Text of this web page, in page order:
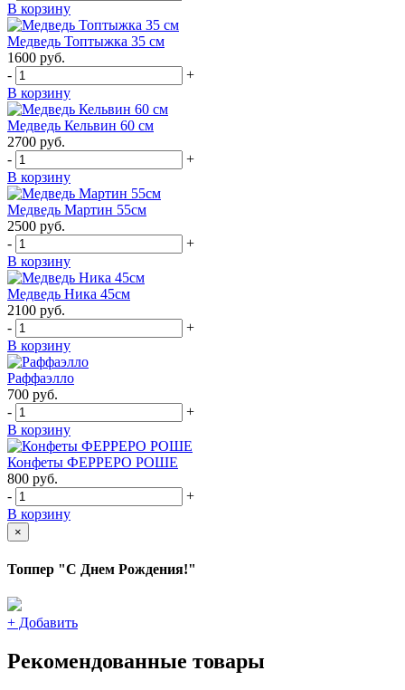
В корзину
Медведь Топтыжка 35 см
1600 руб.
-
+
В корзину
Медведь Кельвин 60 см
2700 руб.
-
+
В корзину
Медведь Мартин 55см
2500 руб.
-
+
В корзину
Медведь Ника 45см
2100 руб.
-
+
В корзину
Раффаэлло
700 руб.
-
+
В корзину
Конфеты ФЕРРЕРО РОШЕ
800 руб.
-
+
В корзину
×
Топпер "С Днем Рождения!"
+ Добавить
Рекомендованные товары